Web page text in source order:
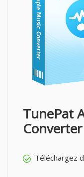
TunePat
Converter
Téléchargez